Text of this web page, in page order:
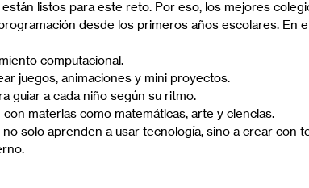
listos para este reto. Por eso, los mejores
desde los primeros años escolares. En
computacional.
juegos, animaciones y mini proyectos.
guiar a cada niño según su ritmo.
materias como matemáticas, arte y ciencias.
solo aprenden a usar tecnología, sino a crear con